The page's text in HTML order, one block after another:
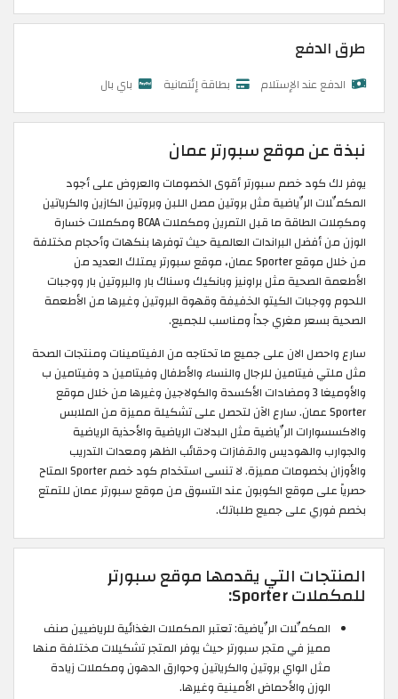
طرق الدفع
الدفع عند الإستلام بطاقة إئتمانية باي بال
نبذة عن موقع سبورتر عمان
يوفر لك كود خصم سبورتر أقوى الخصومات والعروض على أجود
المكمِّلات الرِّياضية مثل بروتين مصل اللبن وبروتين الكازين والكرياتين
ومكمِلات الطاقة ما قبل التمرين ومكملات BCAA ومكملات خسارة
الوزن من أفضل البراندات العالمية حيث توفرها بنكهات وأحجام مختلفة
من خلال موقع Sporter عمان، موقع سبورتر يمتلك العديد من
الأطعمة الصحية مثل براونيز وبانكيك وسناك بار والبروتين بار ووجبات
اللحوم ووجبات الكيتو الخفيفة وقهوة البروتين وغيرها من الأطعمة
الصحية بسعر مغري جداً ومناسب للجميع.
سارع واحصل الان على جميع ما تحتاجه من الفيتامينات ومنتجات الصحة
مثل ملتي فيتامين للرجال والنساء والأطفال وفيتامين د وفيتامين ب
والأوميغا 3 ومضادات الأكسدة والكولاجين وغيرها من خلال موقع
Sporter عمان. سارع الآن لتحصل على تشكيلة مميزة من الملابس
والاكسسوارات الرِّياضية مثل البدلات الرياضية والأحذية الرياضية
والجوارب والهوديس والقفازات وحقائب الظهر ومعدات التدريب
والأوزان بخصومات مميزة. لا تنسى استخدام كود خصم Sporter المتاح
حصرياً على موقع الكوبون عند التسوق من موقع سبورتر عمان للتمتع
بخصم فوري على جميع طلباتك.
المنتجات التي يقدمها موقع سبورتر
للمكملات Sporter:
المكمِّلات الرِّياضية: تعتبر المكملات الغذائية للرياضيين صنف
مميز في متجر سبورتر حيث يوفر المتجر تشكيلات مختلفة منها
مثل الواي بروتين والكرياتين وحوارق الدهون ومكملات زيادة
الوزن والأحماض الأمينية وغيرها.